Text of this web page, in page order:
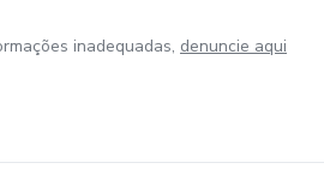
inadequadas, denuncie aqui